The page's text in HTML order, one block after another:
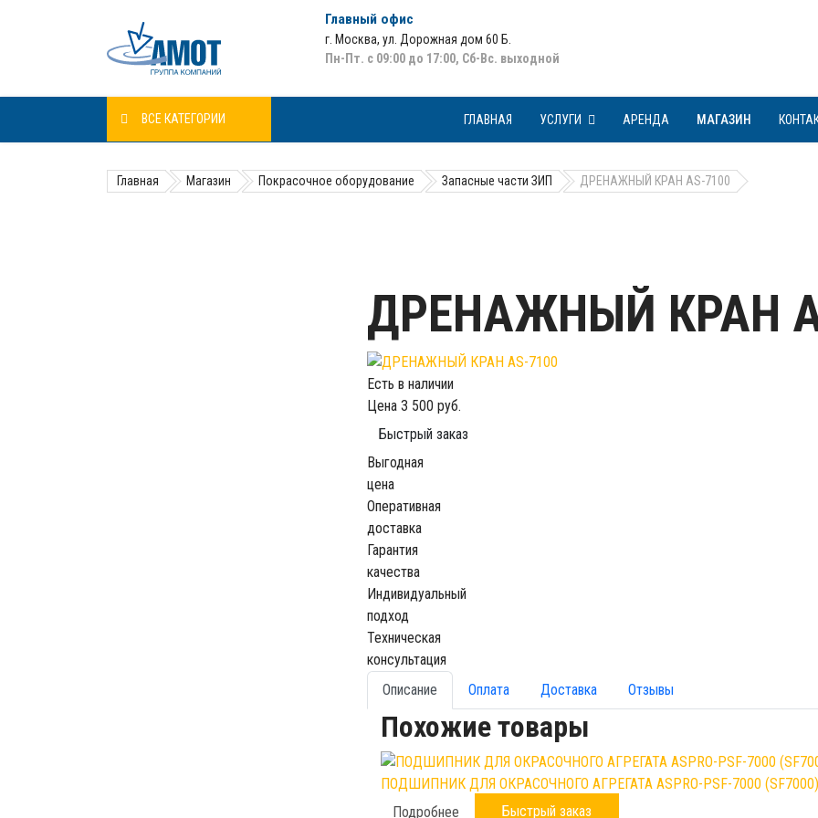
Главный офис
г. Москва,ул. Дорожная дом 60 Б
Пн-Пт. с 09:00 до 17:00, Сб-Вс. выходной
ВСЕ КАТЕГОРИИ ГЛАВНАЯ УСЛУГИ АРЕНДА МАГАЗИН
Главная Магазин Покрасочное оборудование Запасные части ЗИП ДРЕНАЖНЫЙ КРАН AS-7100
ДРЕНАЖНЫЙ КРАН
Есть в наличии
Цена 3 500 руб.
Быстрый заказ
Выгодная
цена
Оперативная
доставка
Гарантия
качества
Индивидуальный
подход
Техническая
консультация
Описание
Оплата Доставка Отзывы
Похожие товары
ПОДШИПНИК ДЛЯ ОКРАСОЧНОГО АГРЕГАТА ASPRO-PSF-7000 (SF7000)
Подробнее
Быстрый заказ